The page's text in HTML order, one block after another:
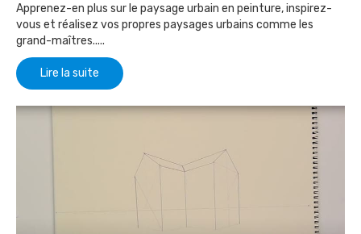
Apprenez-en plus sur le paysage urbain en peinture, inspirez-
vous et réalisez vos propres paysages urbains comme les
grand-maîtres.....
Lire la suite